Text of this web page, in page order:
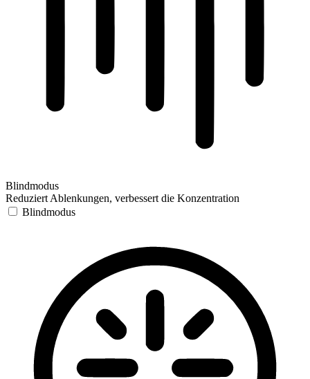
Blindmodus
Reduziert Ablenkungen, verbessert die Konzentration
Blindmodus